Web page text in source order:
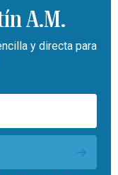
A.M.
y directa para